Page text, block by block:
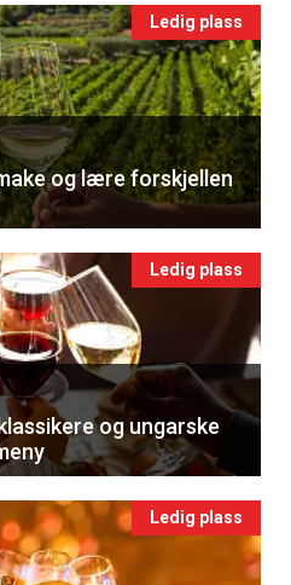
Ledig plass
og lære forskjellen
Ledig plass
og ungarske
Ledig plass